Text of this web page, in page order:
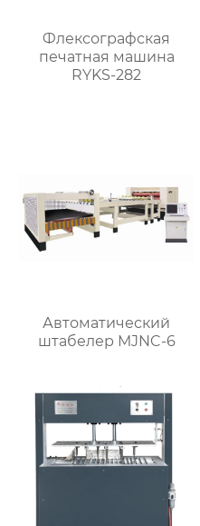
Флексографская
печатная машина
RYKS-282
Автоматический
штабелер MJNC-6